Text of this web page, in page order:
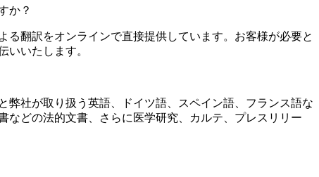
か？
る翻訳をオンラインで直接提供しています。お客様が必要と
いいたします。
社が取り扱う英語、ドイツ語、スペイン語、フランス語な
などの法的文書、さらに医学研究、カルテ、プレスリリー